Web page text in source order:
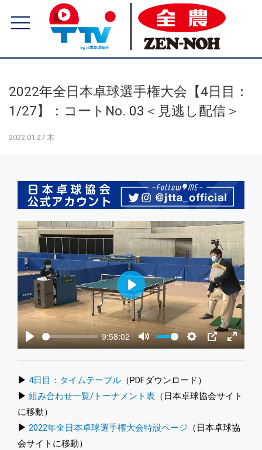
2022年全日本卓球選手権大会【4日目：
1/27】：コートNo. 03＜見逃し配信＞
2022.01.27 木
Play
9:58:02
Mute Settings
PIP Enter
Play
▶ 4日目：タイムテーブル （PDFダウンロード）
▶ 組み合わせ一覧/トーナメント表 （日本卓球協会サイト
に移動）
▶ 2022年全日本卓球選手権大会特設ページ （日本卓球協
会サイトに移動）